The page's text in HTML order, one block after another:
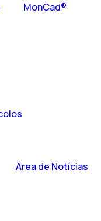
MonCad®
Área de Notícias